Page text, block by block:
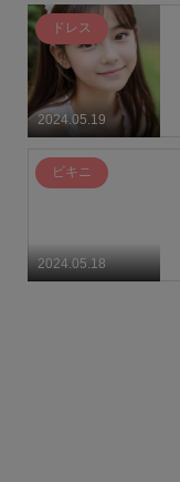
2024.05.19
ドレス
2024.05.18
ビキニ